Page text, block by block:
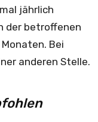
jährlich
der betroffenen
Bei
anderen Stelle.